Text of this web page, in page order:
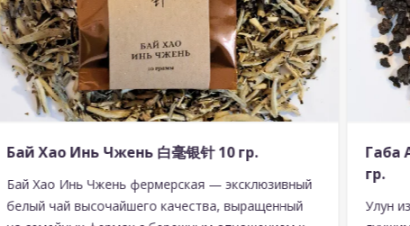
Бай Хао Инь Чжень 白毫银针 10 гр.
Бай Хао Инь Чжень фермерская — эксклюзивный
белый чай высочайшего качества, выращенный
Габа
гр.
Улун